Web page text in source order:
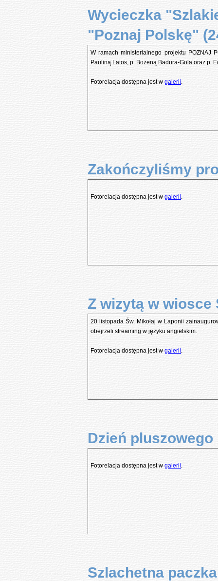
Wycieczka
"Poznaj Polskę"
W ramach ministerialnego projektu POZNAJ
Pauliną Latos, p. Bożeną Badura-Gola oraz p.
Fotorelacja dostępna jest w galerii.
Zakończyliśmy
Fotorelacja dostępna jest w galerii.
Z wizytą w wiosce
20 listopada Św. Mikołaj w Laponii
obejrzeli streaming w języku angielskim.
Fotorelacja dostępna jest w galerii.
Dzień
Fotorelacja dostępna jest w galerii.
Szlachetna